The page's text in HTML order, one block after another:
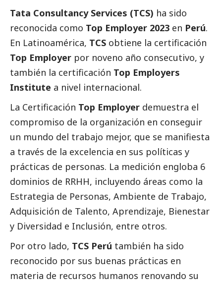
Tata Consultancy Services (TCS) ha sido
reconocida como Top Employer 2023 en Perú.
En Latinoamérica, TCS obtiene la certificación
Top Employer por noveno año consecutivo, y
también la certificación Top Employers
Institute a nivel internacional.
La Certificación Top Employer demuestra el
compromiso de la organización en conseguir
un mundo del trabajo mejor, que se manifiesta
a través de la excelencia en sus políticas y
prácticas de personas. La medición engloba 6
dominios de RRHH, incluyendo áreas como la
Estrategia de Personas, Ambiente de Trabajo,
Adquisición de Talento, Aprendizaje, Bienestar
y Diversidad e Inclusión, entre otros.
Por otro lado, TCS Perú también ha sido
reconocido por sus buenas prácticas en
materia de recursos humanos renovando su